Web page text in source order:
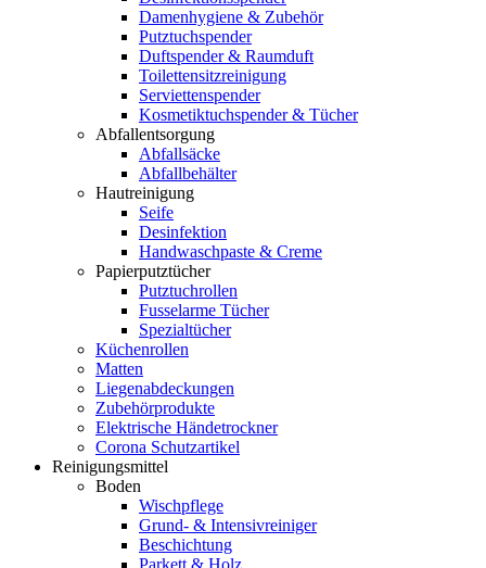
Damenhygiene & Zubehör
Putztuchspender
Duftspender & Raumduft
Toilettensitzreinigung
Serviettenspender
Kosmetiktuchspender & Tücher
Abfallentsorgung
Abfallsäcke
Abfallbehälter
Hautreinigung
Seife
Desinfektion
Handwaschpaste & Creme
Papierputztücher
Putztuchrollen
Fusselarme Tücher
Spezialtücher
Küchenrollen
Matten
Liegenabdeckungen
Zubehörprodukte
Elektrische Händetrockner
Corona Schutzartikel
Reinigungsmittel
Boden
Wischpflege
Grund- & Intensivreiniger
Beschichtung
Parkett & Holz